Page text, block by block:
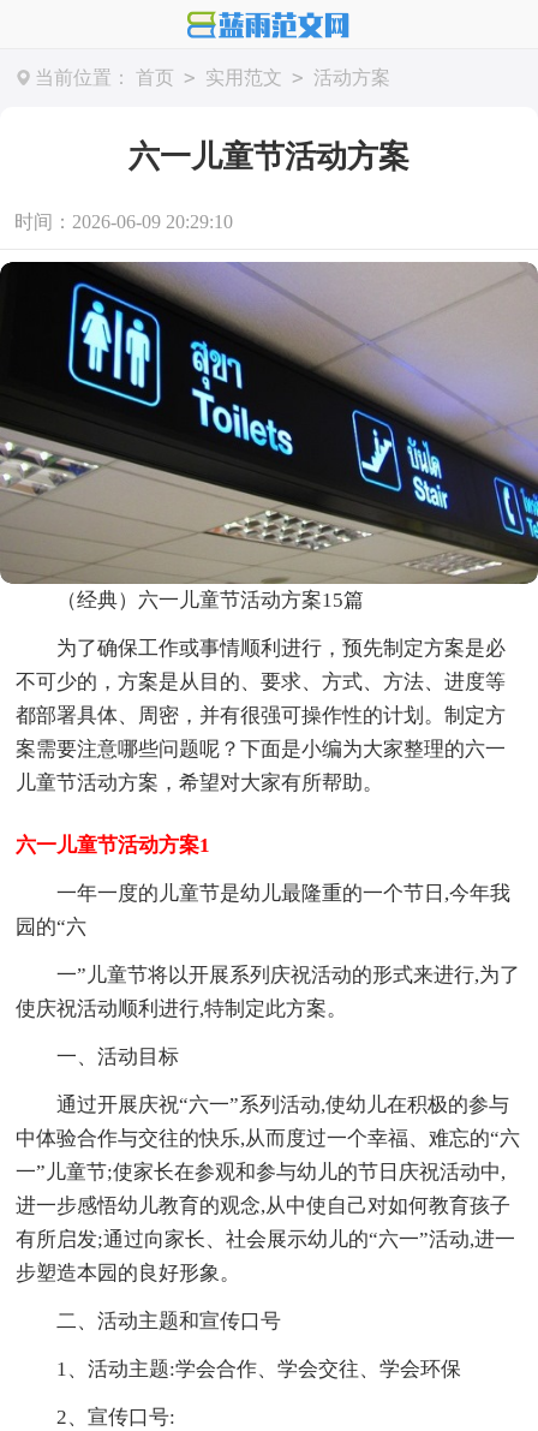
当前位置： 首页 > 实用范文 > 活动方案
六一儿童节活动方案
时间：2026-06-09 20:29:10
（经典）六一儿童节活动方案15篇
为了确保工作或事情顺利进行，预先制定方案是必
不可少的，方案是从目的、要求、方式、方法、进度等
都部署具体、周密，并有很强可操作性的计划。制定方
案需要注意哪些问题呢？下面是小编为大家整理的六一
儿童节活动方案，希望对大家有所帮助。
六一儿童节活动方案1
一年一度的儿童节是幼儿最隆重的一个节日,今年我
园的“六
一”儿童节将以开展系列庆祝活动的形式来进行,为了
使庆祝活动顺利进行,特制定此方案。
一、活动目标
通过开展庆祝“六一”系列活动,使幼儿在积极的参与
中体验合作与交往的快乐,从而度过一个幸福、难忘的“六
一”儿童节;使家长在参观和参与幼儿的节日庆祝活动中,
进一步感悟幼儿教育的观念,从中使自己对如何教育孩子
有所启发;通过向家长、社会展示幼儿的“六一”活动,进一
步塑造本园的良好形象。
二、活动主题和宣传口号
1、活动主题:学会合作、学会交往、学会环保
2、宣传口号: